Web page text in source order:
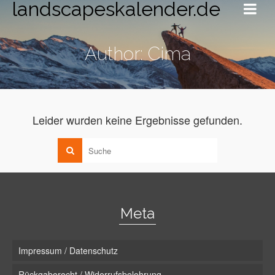
landscapeskalender.de
Author: Cima
Leider wurden keine Ergebnisse gefunden.
Meta
Impressum / Datenschutz